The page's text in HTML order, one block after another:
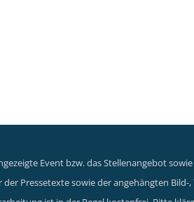
Event bzw. das Stellenangebot
der Pressetexte sowie der angehängten